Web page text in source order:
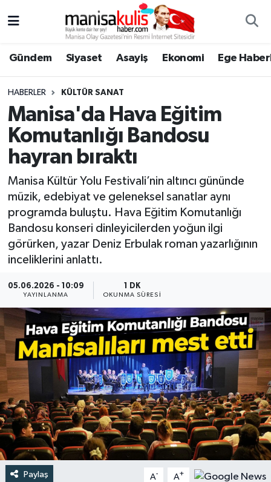
Gündem Siyaset Asayiş Ekonomi Ege
HABERLER KÜLTÜR SANAT
Manisa'da Hava Eğitim
Komutanlığı Bandosu
hayran bıraktı
Manisa Kültür Yolu Festivali’nin altıncı gününde
müzik, edebiyat ve geleneksel sanatlar aynı
programda buluştu. Hava Eğitim Komutanlığı
Bandosu konseri dinleyicilerden yoğun ilgi
görürken, yazar Deniz Erbulak roman yazarlığının
inceliklerini anlattı.
05.06.2026 - 10:09
YAYINLANMA
1 DK
OKUNMA SÜRESI
Paylaş A- A+
Ege Haberleri
Ekonomi
Genel
Gündem
Resmi İlan
Siyaset
Spor
Türkiye
Yaşam
Yunusemre Hava Durumu
Yunusemre Trafik Yoğunluk Haritası
Süper Lig Puan Durumu ve Fikstür
Tüm Manşetler
Son Dakika Haberleri
Haber Arşivi